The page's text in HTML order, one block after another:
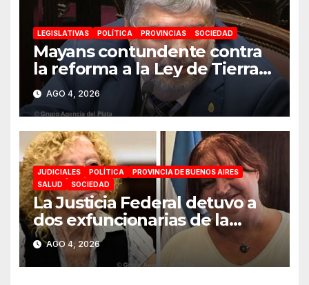
LEGISLATIVAS POLÍTICA PROVINCIAS SOCIEDAD
Mayans contundente contra
la reforma a la Ley de Tierras:
«Esta ley vende el país»
AGO 4, 2026
JUDICIALES POLÍTICA
PROVINCIA DE BUENOS AIRES
SALUD
SOCIEDAD
La Justicia Federal detuvo a
dos exfuncionarias de la
ANMAT y el INAME por la
causa del fentanilo
contaminado
AGO 4, 2026